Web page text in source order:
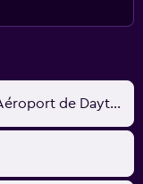
Daytona Beach, FL, États-Unis - Aéroport de Daytona Beach (DAB)